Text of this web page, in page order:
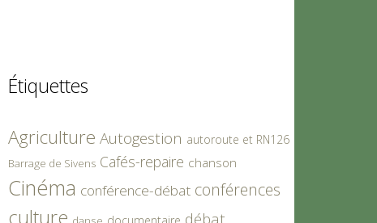
Étiquettes
Agriculture Autogestion autoroute et RN126
Barrage de Sivens Cafés-repaire chanson
Cinéma conférence-débat conférences
culture documentaire débat